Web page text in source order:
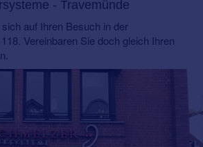
- Travemünde
auf Ihren Besuch in der
Vereinbaren Sie doch gleich Ihren